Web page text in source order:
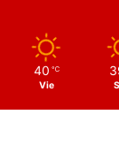
40 ℃
Vie